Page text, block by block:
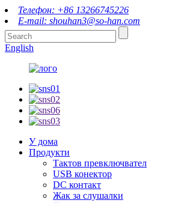
Телефон: +86 13266745226
E-mail: shouhan3@so-han.com
English
У дома
Продукти
Тактов превключвател
USB конектор
DC контакт
Жак за слушалки